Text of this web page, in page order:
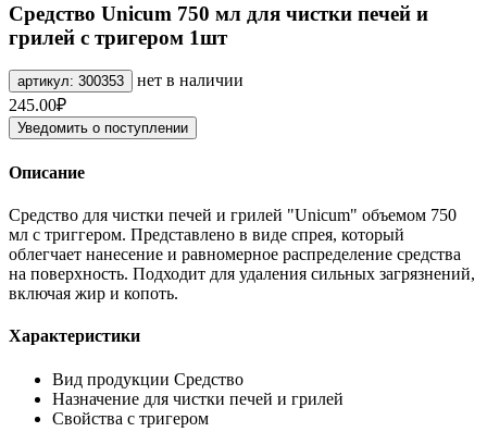
Средство Unicum 750 мл для чистки печей и
грилей с тригером 1шт
артикул: 300353
нет в наличии
245.00₽
Уведомить о поступлении
Описание
Средство для чистки печей и грилей "Unicum" объемом 750
мл с триггером. Представлено в виде спрея, который
облегчает нанесение и равномерное распределение средства
на поверхность. Подходит для удаления сильных загрязнений,
включая жир и копоть.
Характеристики
Вид продукции Средство
Назначение для чистки печей и грилей
Свойства с тригером